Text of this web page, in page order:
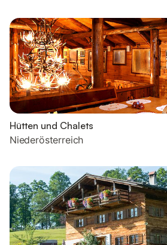
Hütten und Chalets
Niederösterreich